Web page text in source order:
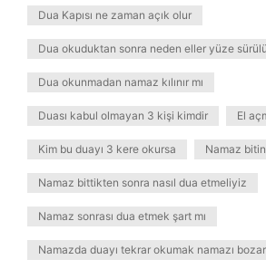
Dua Kapısı ne zaman açık olur
Dua okuduktan sonra neden eller yüze
Dua okunmadan namaz kılınır mı
Duası kabul olmayan 3 kişi kimdir El
Kim bu duayı 3 kere okursa Namaz
Namaz bittikten sonra nasıl dua etmeliyiz
Namaz sonrası dua etmek şart mı
Namazda duayı tekrar okumak namazı bozar